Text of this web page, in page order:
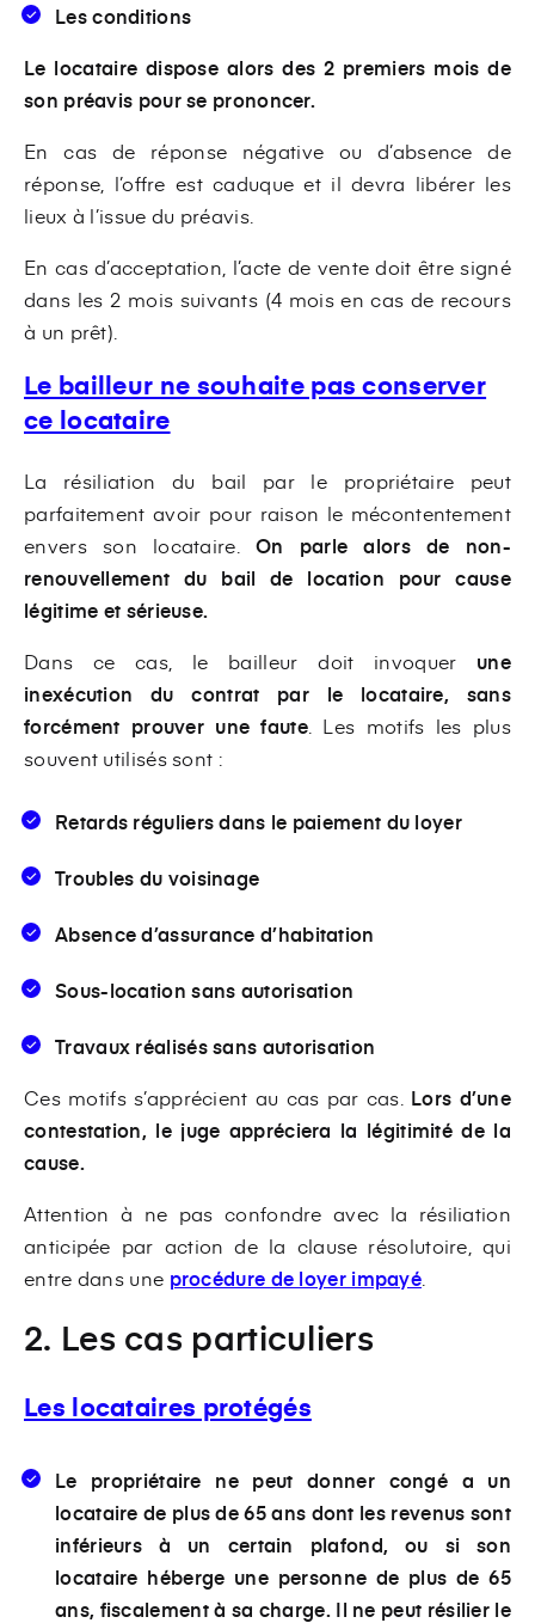
Les conditions
Le locataire dispose alors des 2 premiers mois de
son préavis pour se prononcer.
En cas de réponse négative ou d’absence de
réponse, l’offre est caduque et il devra libérer les
lieux à l’issue du préavis.
En cas d’acceptation, l’acte de vente doit être signé
dans les 2 mois suivants (4 mois en cas de recours
à un prêt).
Le bailleur ne souhaite pas conserver
ce locataire
La résiliation du bail par le propriétaire peut
parfaitement avoir pour raison le mécontentement
envers son locataire.On parle alors de non-
renouvellement du bail de location pour cause
légitime et sérieuse.
Dans ce cas, le bailleur doit invoquer une
inexécution du contrat par le locataire, sans
forcément prouver une faute. Les motifs les plus
souvent utilisés sont :
Retards réguliers dans le paiement du loyer
Troubles du voisinage
Absence d’assurance d’habitation
Sous-location sans autorisation
Travaux réalisés sans autorisation
Ces motifs s’apprécient au cas par cas. Lors d’une
contestation, le juge appréciera la légitimité de la
cause.
Attention à ne pas confondre avec la résiliation
anticipée par action de la clause résolutoire, qui
entre dans une procédure de loyer impayé
2. Les cas particuliers
Les locataires protégés
Le propriétaire ne peut donner congé a un
locataire de plus de 65 ans dont les revenus sont
inférieurs à un certain plafond, ou si son
locataire héberge une personne de plus de 65
ans, fiscalement à sa charge. Il ne peut résilier le